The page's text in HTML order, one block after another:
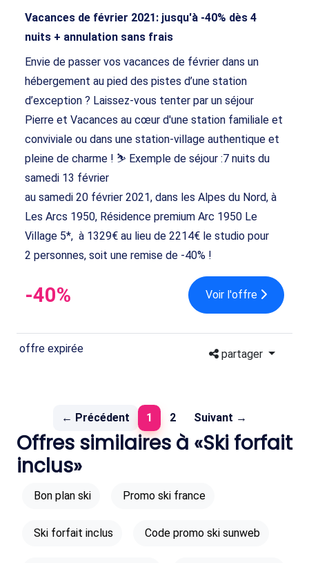
Vacances de février 2021: jusqu'à -40% dès 4
nuits + annulation sans frais
Envie de passer vos vacances de février dans un
hébergement au pied des pistes d’une station
d’exception ? Laissez-vous tenter par un séjour
Pierre et Vacances au cœur d'une station familiale et
conviviale ou dans une station-village authentique et
pleine de charme ! ⛷ Exemple de séjour :7 nuits du
samedi 13 février
au samedi 20 février 2021, dans les Alpes du Nord, à
Les Arcs 1950, Résidence premium Arc 1950 Le
Village 5*, à 1329€ au lieu de 2214€ le studio pour
2 personnes, soit une remise de -40% !
-40% Voir l'offre
offre expirée partager
← Précédent 1 (current)
2 Suivant →
Offres similaires à «Ski forfait
inclus»
Bon plan ski Promo ski france
Ski forfait inclus Code promo ski sunweb